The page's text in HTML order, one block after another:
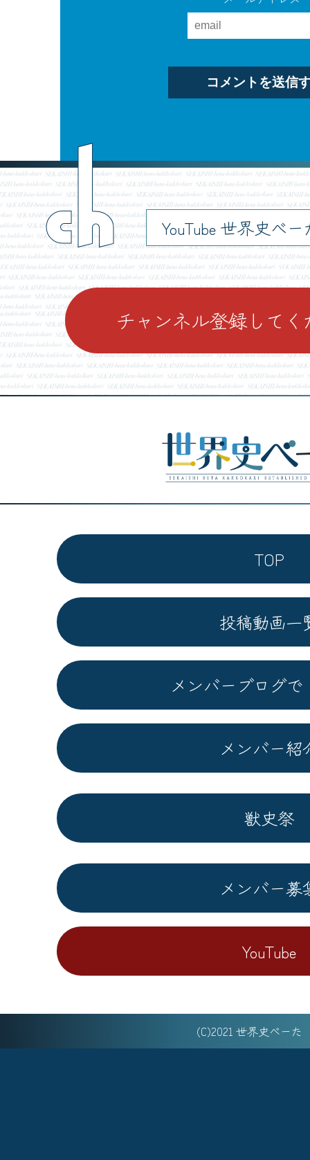
YouTube 世界史べ
ch
チャンネル登録して
TOP
投稿動画一
メンバーブログで
メンバー紹
獣史祭
メンバー募
YouTube
(C)2021 世界史べーた